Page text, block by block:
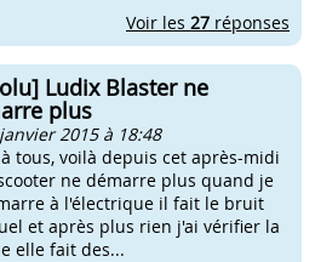
Voir les 27 réponses
Ludix Blaster ne
plus
2015 à 18:48
tous, voilà depuis cet après-midi
ne démarre plus quand je
à l'électrique il fait le bruit
et après plus rien j'ai vérifier la
elle fait des...